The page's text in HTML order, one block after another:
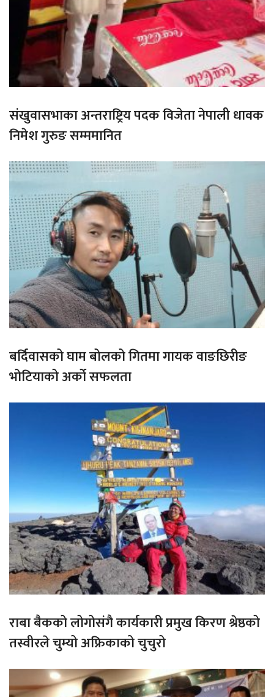
संखुवासभाका अन्तराष्ट्रिय पदक विजेता नेपाली धावक
निमेश गुरुङ सम्ममानित
बर्दिवासको घाम बोलको गितमा गायक वाङछिरीङ
भोटियाको अर्को सफलता
राबा बैकको लोगोसंगै कार्यकारी प्रमुख किरण श्रेष्ठको
तस्वीरले चुम्यो अफ्रिकाको चुचुरो